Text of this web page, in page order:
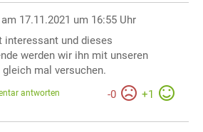
am 17.11.2021 um 16:55 Uhr
interessant und dieses
werden wir ihn mit unseren
gleich mal versuchen.
-0 +1
antworten